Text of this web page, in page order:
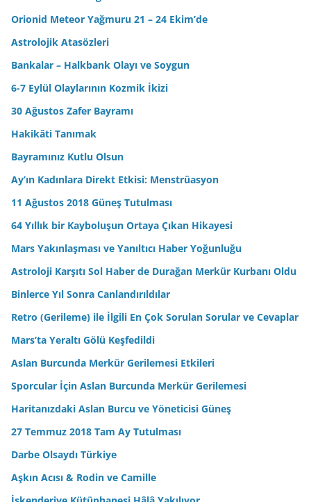
Orionid Meteor Yağmuru 21 – 24 Ekim’de
Astrolojik Atasözleri
Bankalar – Halkbank Olayı ve Soygun
6-7 Eylül Olaylarının Kozmik İkizi
30 Ağustos Zafer Bayramı
Hakikâti Tanımak
Bayramınız Kutlu Olsun
Ay’ın Kadınlara Direkt Etkisi: Menstrüasyon
11 Ağustos 2018 Güneş Tutulması
64 Yıllık bir Kayboluşun Ortaya Çıkan Hikayesi
Mars Yakınlaşması ve Yanıltıcı Haber Yoğunluğu
Astroloji Karşıtı Sol Haber de Durağan Merkür Kurbanı Oldu
Binlerce Yıl Sonra Canlandırıldılar
Retro (Gerileme) ile İlgili En Çok Sorulan Sorular ve Cevaplar
Mars’ta Yeraltı Gölü Keşfedildi
Aslan Burcunda Merkür Gerilemesi Etkileri
Sporcular İçin Aslan Burcunda Merkür Gerilemesi
Haritanızdaki Aslan Burcu ve Yöneticisi Güneş
27 Temmuz 2018 Tam Ay Tutulması
Darbe Olsaydı Türkiye
Aşkın Acısı & Rodin ve Camille